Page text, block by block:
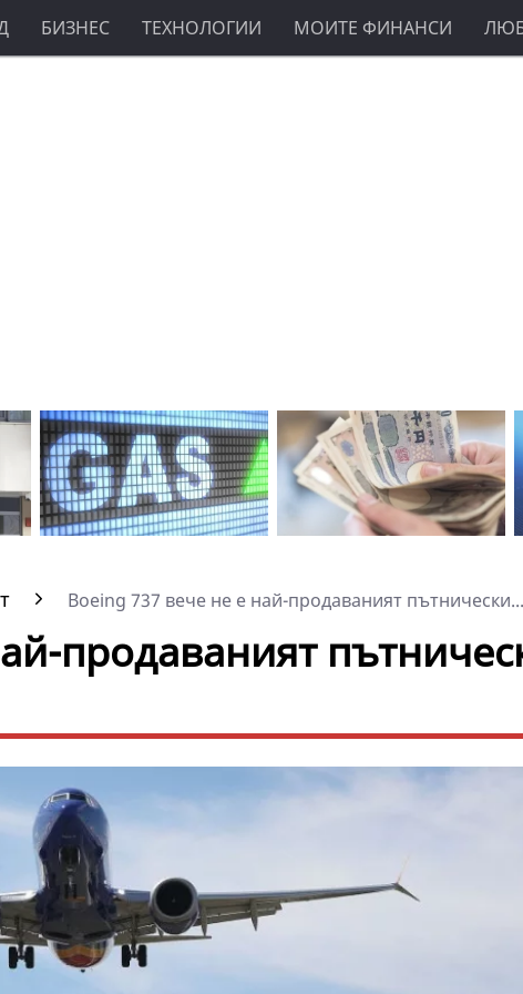
БИЗНЕС ТЕХНОЛОГИИ МОИТЕ ФИНАНСИ
Boeing 737 вече не е най-продаваният пътнически...
продаваният